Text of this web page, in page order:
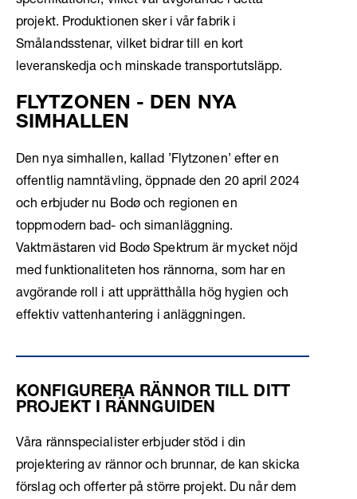
projekt. Produktionen sker i vår fabrik i
Smålandsstenar, vilket bidrar till en kort
leveranskedja och minskade transportutsläpp.
FLYTZONEN - DEN NYA
SIMHALLEN
Den nya simhallen, kallad ’Flytzonen’ efter en
offentlig namntävling, öppnade den 20 april 2024
och erbjuder nu Bodø och regionen en
toppmodern bad- och simanläggning.
Vaktmästaren vid Bodø Spektrum är mycket nöjd
med funktionaliteten hos rännorna, som har en
avgörande roll i att upprätthålla hög hygien och
effektiv vattenhantering i anläggningen.
KONFIGURERA RÄNNOR TILL DITT
PROJEKT I RÄNNGUIDEN
Våra rännspecialister erbjuder stöd i din
projektering av rännor och brunnar, de kan skicka
förslag och offerter på större projekt. Du når dem